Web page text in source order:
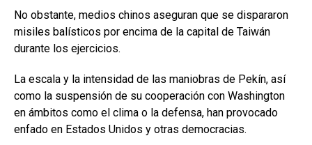
No obstante, medios chinos aseguran que se dispararon
misiles balísticos por encima de la capital de Taiwán
durante los ejercicios.
La escala y la intensidad de las maniobras de Pekín, así
como la suspensión de su cooperación con Washington
en ámbitos como el clima o la defensa, han provocado
enfado en Estados Unidos y otras democracias.